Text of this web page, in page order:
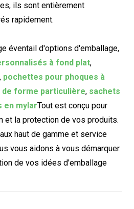
ils sont entièrement
rapidement.
éventail d'options d'emballage,
à fond plat,
pochettes pour phoques à
forme particulière, sachets
en mylarTout est conçu pour
et la protection de vos produits.
haut de gamme et service
vous aidons à vous démarquer.
de vos idées d'emballage